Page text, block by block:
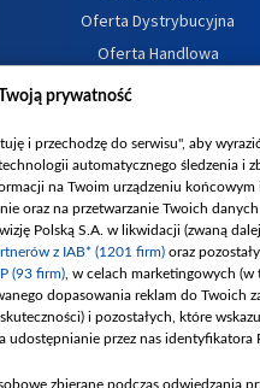
Oferta Dystrybucyjna
Oferta Handlowa
Dostępność
Procedura zgłoszeń
prywatność
i przechodzę do serwisu", aby
automatycznego śledzenia i
na Twoim urządzeniu końcowym
oraz na przetwarzanie Twoich
Polską S.A. w likwidacji (zwaną dalej
z IAB* (1201 firm) oraz
(93 firm) , w celach marketingowych (w
dopasowania reklam do Twoich
i pozostałych, które
udostępnianie przez nas identyfikatora
zbierane podczas odwiedzania